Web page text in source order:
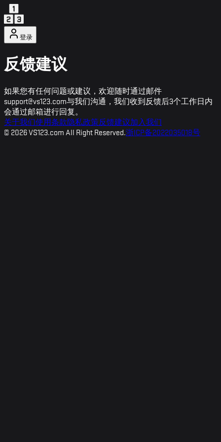
登录
反馈建议
如果您有任何问题或建议，欢迎随时通过邮件
support@vs123.com与我们沟通，我们收到反馈后3个工作日内
会通过邮箱进行回复。
关于我们使用条款隐私政策反馈建议加入我们
© 2026VS123.com All Right Reserved.浙ICP备2022035018号